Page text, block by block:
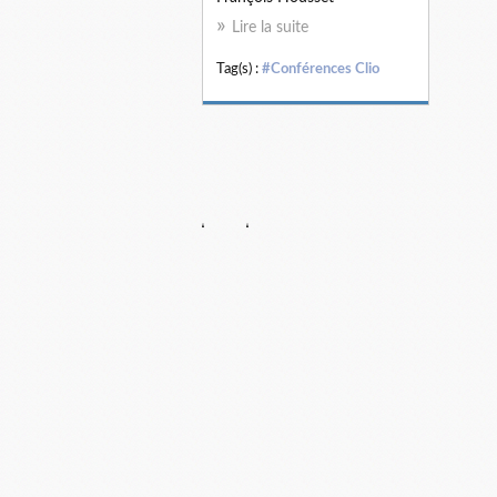
Lire la suite
Tag(s) : #Conférences Clio